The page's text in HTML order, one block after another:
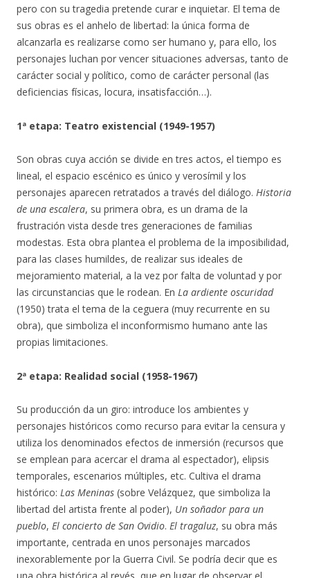
pero con su tragedia pretende curar e inquietar. El tema de
sus obras es el anhelo de libertad: la única forma de
alcanzarla es realizarse como ser humano y, para ello, los
personajes luchan por vencer situaciones adversas, tanto de
carácter social y político, como de carácter personal (las
deficiencias físicas, locura, insatisfacción…).
1ª etapa: Teatro existencial (1949-1957)
Son obras cuya acción se divide en tres actos, el tiempo es
lineal, el espacio escénico es único y verosímil y los
personajes aparecen retratados a través del diálogo. Historia
de una escalera, su primera obra, es un drama de la
frustración vista desde tres generaciones de familias
modestas. Esta obra plantea el problema de la imposibilidad,
para las clases humildes, de realizar sus ideales de
mejoramiento material, a la vez por falta de voluntad y por
las circunstancias que le rodean. En La ardiente oscuridad
(1950) trata el tema de la ceguera (muy recurrente en su
obra), que simboliza el inconformismo humano ante las
propias limitaciones.
2ª etapa: Realidad social (1958-1967)
Su producción da un giro: introduce los ambientes y
personajes históricos como recurso para evitar la censura y
utiliza los denominados efectos de inmersión (recursos que
se emplean para acercar el drama al espectador), elipsis
temporales, escenarios múltiples, etc. Cultiva el drama
histórico: Las Meninas (sobre Velázquez, que simboliza la
libertad del artista frente al poder), Un soñador para un
pueblo, El concierto de San Ovidio. El tragaluz, su obra más
importante, centrada en unos personajes marcados
inexorablemente por la Guerra Civil. Se podría decir que es